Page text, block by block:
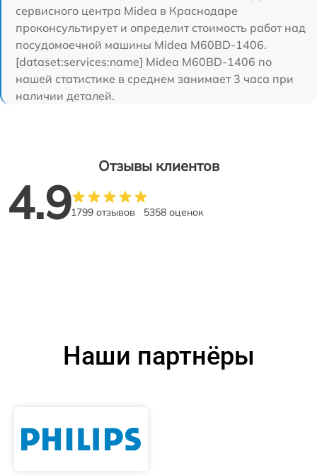
сервисного центра Midea в Краснодаре
проконсультирует и определит стоимость работ над
посудомоечной машины Midea M60BD-1406.
[dataset:services:name] Midea M60BD-1406 по
нашей статистике в среднем занимает 3 часа при
наличии деталей.
Отзывы клиентов
4.91799 отзывов 5358 оценок
Наши партнёры